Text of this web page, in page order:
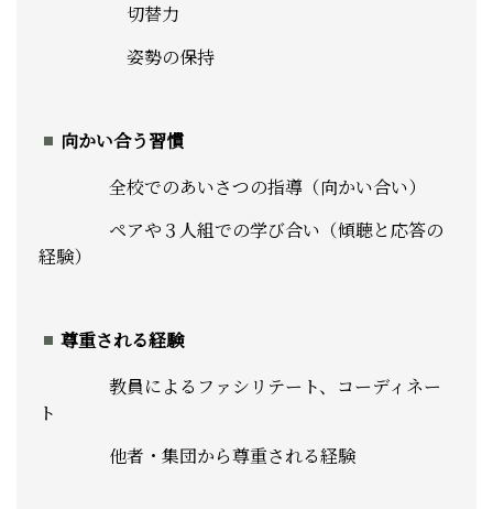
切替力
姿勢の保持
向かい合う習慣
全校でのあいさつの指導（向かい合い）
ペアや３人組での学び合い（傾聴と応答の
経験）
尊重される経験
教員によるファシリテート、コーディネー
ト
他者・集団から尊重される経験